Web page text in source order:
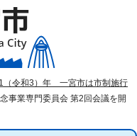
（令和3）年 一宮市は市制施行
事業専門委員会 第2回会議を開